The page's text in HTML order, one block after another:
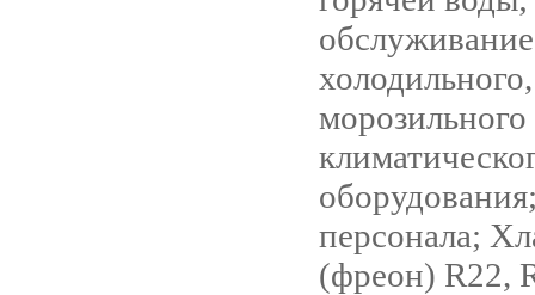
обслуживание
холодильного,
персонала;
(фреон) R22,